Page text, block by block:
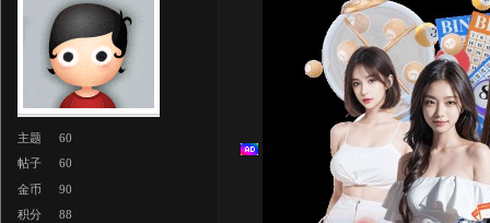
主题
60
帖子
60
金币
90
积分
88